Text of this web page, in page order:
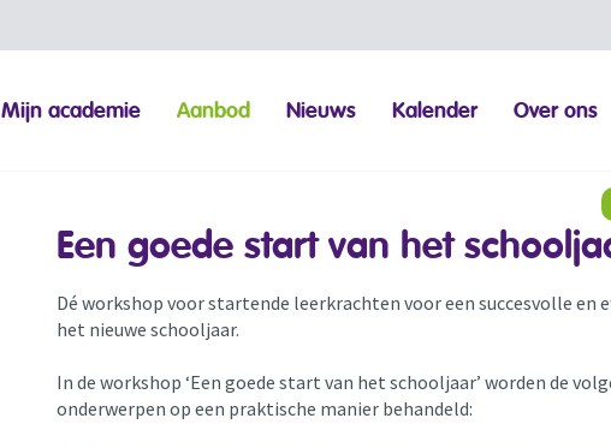
Mijn academie Aanbod Nieuws Kalender Over ons
Een goede start van het
Dé workshop voor startende leerkrachten voor een succesvolle en
het nieuwe schooljaar.
In de workshop ‘Een goede start van het schooljaar’ worden de
onderwerpen op een praktische manier behandeld: